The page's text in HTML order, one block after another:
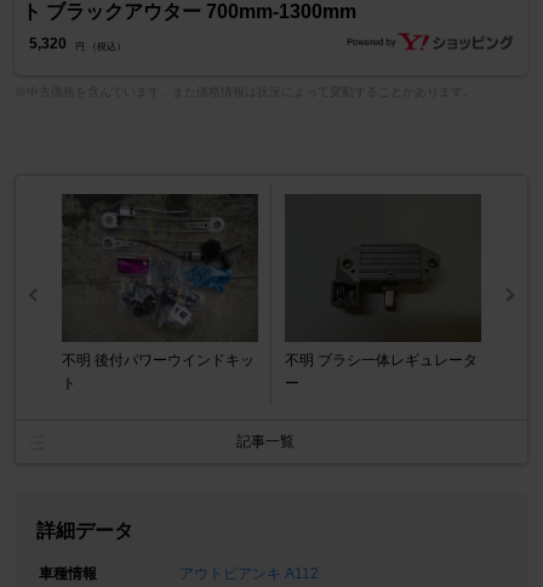
ト ブラックアウター 700mm-1300mm
5,320 円 （税込）
不明 後付パワーウインドキッ
ト
不明 ブラシ一体レギュレータ
ー
記事一覧
詳細データ
車種情報
アウトビアンキ A112